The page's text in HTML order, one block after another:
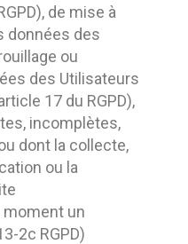
de mise à
données des
ou
des Utilisateurs
17 du RGPD),
incomplètes,
dont la collecte,
ou la
moment un
2c RGPD)